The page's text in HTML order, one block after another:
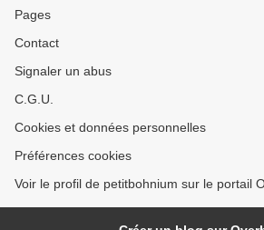
Pages
Contact
Signaler un abus
C.G.U.
Cookies et données personnelles
Préférences cookies
Voir le profil de petitbohnium sur le portail